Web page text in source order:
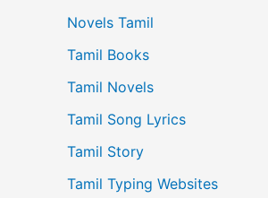
Novels Tamil
Tamil Books
Tamil Novels
Tamil Song Lyrics
Tamil Story
Tamil Typing Websites